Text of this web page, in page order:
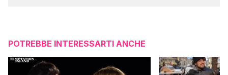
POTREBBE INTERESSARTI ANCHE